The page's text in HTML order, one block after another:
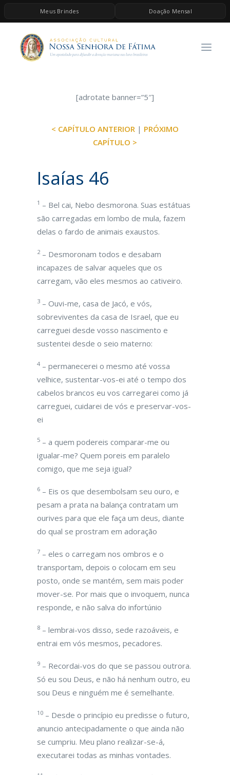
Meus Brindes Doação Mensal
HOME
A ASSOCIAÇÃO
ESPIRITUALIDADE
BRINDES
[adrotate banner=”5″]
< CAPÍTULO ANTERIOR | PRÓXIMO
CAPÍTULO >
Isaías 46
1 – Bel cai, Nebo desmorona. Suas estátuas
são carregadas em lombo de mula, fazem
delas o fardo de animais exaustos.
2– Desmoronam todos e desabam
incapazes de salvar aqueles que os
carregam, vão eles mesmos ao cativeiro.
3 – Ouvi-me, casa de Jacó, e vós,
sobreviventes da casa de Israel, que eu
carreguei desde vosso nascimento e
sustentei desde o seio materno:
4 – permanecerei o mesmo até vossa
velhice, sustentar-vos-ei até o tempo dos
cabelos brancos eu vos carregarei como já
carreguei, cuidarei de vós e preservar-vos-
ei
5 – a quem podereis comparar-me ou
igualar-me? Quem poreis em paralelo
comigo, que me seja igual?
6 – Eis os que desembolsam seu ouro, e
pesam a prata na balança contratam um
ourives para que ele faça um deus, diante
do qual se prostram em adoração
7 – eles o carregam nos ombros e o
transportam, depois o colocam em seu
posto, onde se mantém, sem mais poder
mover-se. Por mais que o invoquem, nunca
responde, e não salva do infortúnio
8 – lembrai-vos disso, sede razoáveis, e
entrai em vós mesmos, pecadores.
9 – Recordai-vos do que se passou outrora.
Só eu sou Deus, e não há nenhum outro, eu
sou Deus e ninguém me é semelhante.
10 – Desde o princípio eu predisse o futuro,
anuncio antecipadamente o que ainda não
se cumpriu. Meu plano realizar-se-á,
executarei todas as minhas vontades.